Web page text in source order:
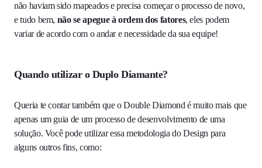
não haviam sido mapeados e precisa começar o processo de novo,
e tudo bem, não se apegue à ordem dos fatores, eles podem
variar de acordo com o andar e necessidade da sua equipe!
Quando utilizar o Duplo Diamante?
Queria te contar também que o Double Diamond é muito mais que
apenas um guia de um processo de desenvolvimento de uma
solução. Você pode utilizar essa metodologia do Design para
alguns outros fins, como: